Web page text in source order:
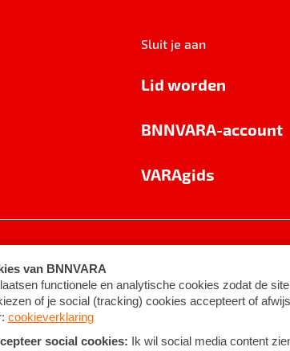
Sluit je aan
Lid worden
BNNVARA-account
VARAgids
Algemene voorwaarden ©2026BNNVARA